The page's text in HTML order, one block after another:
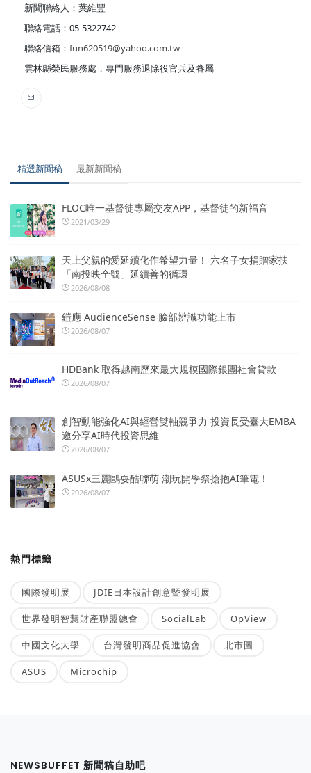
新聞聯絡人：葉維豐
聯絡電話：05-5322742
聯絡信箱： fun620519@yahoo.com.tw
雲林縣榮民服務處，專門服務退除役官兵及眷屬
精選新聞稿 最新新聞稿
FLOC唯一基督徒專屬交友APP，基督徒的新福音
2021/03/29
天上父親的愛延續化作希望力量！ 六名子女捐贈家扶
「南投映全號」延續善的循環
2026/08/08
鎧應 AudienceSense 臉部辨識功能上市
2026/08/07
HDBank 取得越南歷來最大規模國際銀團社會貸款
2026/08/07
創智動能強化AI與經營雙軸競爭力 投資長受臺大EMBA
邀分享AI時代投資思維
2026/08/07
ASUSx三麗鷗耍酷聯萌 潮玩開學祭搶抱AI筆電！
2026/08/07
熱門標籤
國際發明展 JDIE日本設計創意暨發明展
世界發明智慧財產聯盟總會 SocialLab OpView
中國文化大學 台灣發明商品促進協會 北市圖
ASUS Microchip
NEWSBUFFET 新聞稿自助吧